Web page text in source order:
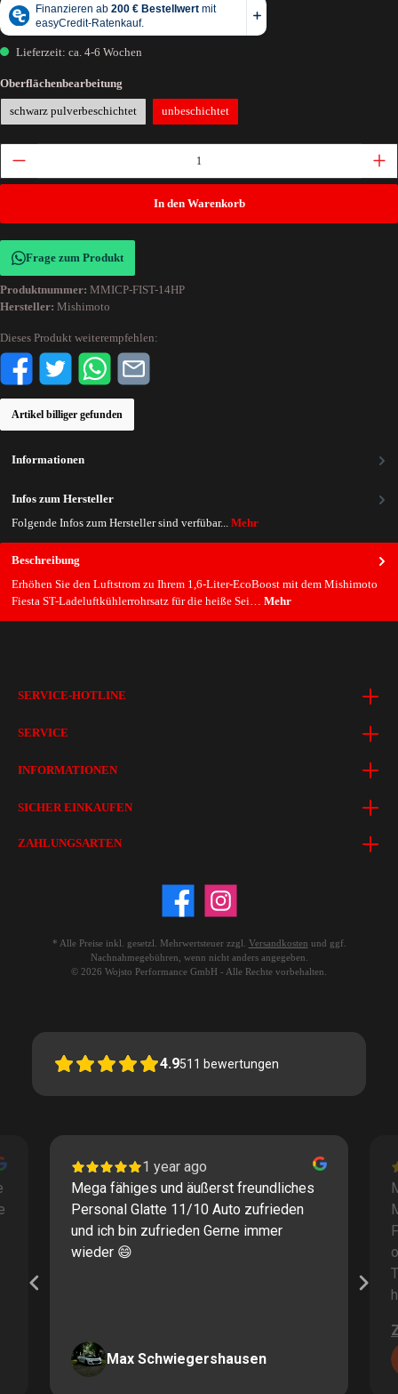
Lieferzeit: ca. 4-6 Wochen
Oberflächenbearbeitung
schwarz pulverbeschichtet unbeschichtet
In den Warenkorb
Frage zum Produkt
Produktnummer: MMICP-FIST-14HP
Hersteller: Mishimoto
Dieses Produkt weiterempfehlen:
Artikel billiger gefunden
Beschreibung
Erhöhen Sie den Luftstrom zu Ihrem 1,6-Liter-EcoBoost mit dem Mishimoto
Fiesta ST-Ladeluftkühlerrohrsatz für die heiße Sei… Mehr
Informationen
Infos zum Hersteller
Folgende Infos zum Hersteller sind verfübar... Mehr
SERVICE-HOTLINE
SERVICE
INFORMATIONEN
SICHER EINKAUFEN
ZAHLUNGSARTEN
* Alle Preise inkl. gesetzl. Mehrwertsteuer zzgl. Versandkosten und ggf.
Nachnahmegebühren, wenn nicht anders angegeben.
© 2026 Wojsto Performance GmbH - Alle Rechte vorbehalten.
4.9511 bewertungen
1 year ago
Mega fähiges und äußerst freundliches
Personal Glatte 11/10 Auto zufrieden
und ich bin zufrieden Gerne immer
wieder 😄
Max Schwiegershausen